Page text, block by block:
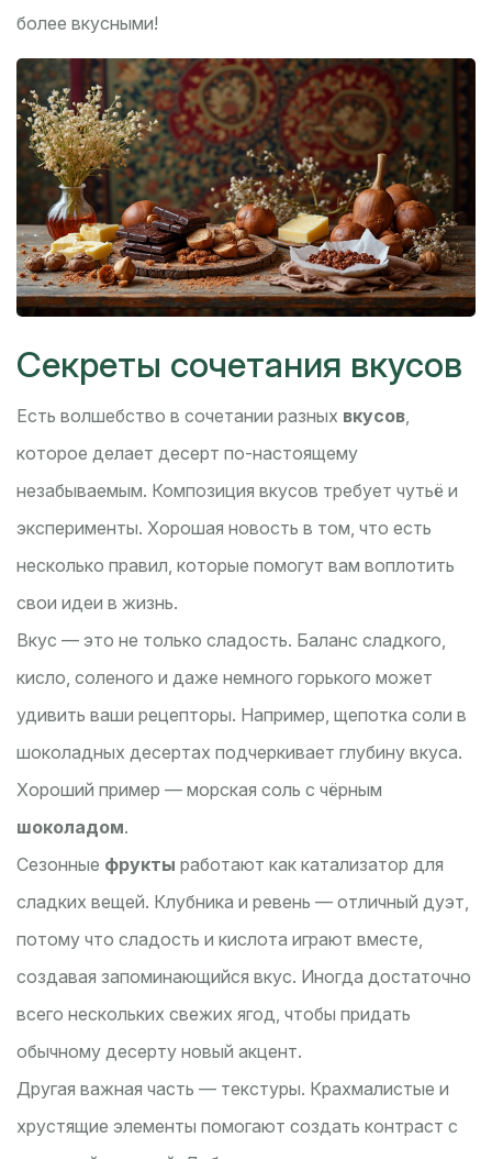
более вкусными!
Секреты сочетания вкусов
Есть волшебство в сочетании разных вкусов,
которое делает десерт по-настоящему
незабываемым. Композиция вкусов требует чутьё и
эксперименты. Хорошая новость в том, что есть
несколько правил, которые помогут вам воплотить
свои идеи в жизнь.
Вкус — это не только сладость. Баланс сладкого,
кисло, соленого и даже немного горького может
удивить ваши рецепторы. Например, щепотка соли в
шоколадных десертах подчеркивает глубину вкуса.
Хороший пример — морская соль с чёрным
шоколадом.
Сезонные фрукты работают как катализатор для
сладких вещей. Клубника и ревень — отличный дуэт,
потому что сладость и кислота играют вместе,
создавая запоминающийся вкус. Иногда достаточно
всего нескольких свежих ягод, чтобы придать
обычному десерту новый акцент.
Другая важная часть — текстуры. Крахмалистые и
хрустящие элементы помогают создать контраст с